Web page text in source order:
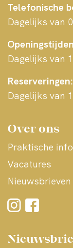
Telefonische
Dagelijks van
Dagelijks van
Reserveringen:
Dagelijks van
Over ons
Praktische
Vacatures
Nieuwsbrieven